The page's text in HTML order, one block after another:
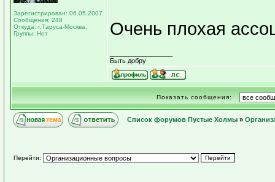
Зарегистрирован: 06.05.2007
Сообщения: 248
Откуда: г.Таруса-Москва.
Группы: Нет
Очень плохая
Быть добру
Показать сообщения:
Список форумов Пустые Холмы »
Перейти: